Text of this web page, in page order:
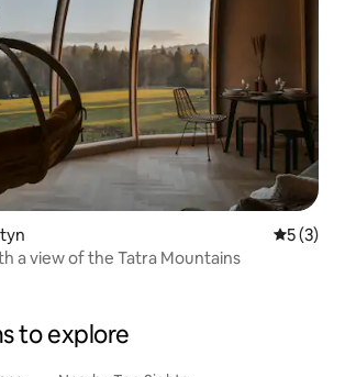
5 out of
5 (3)
a view of the Tatra Mountains
to explore